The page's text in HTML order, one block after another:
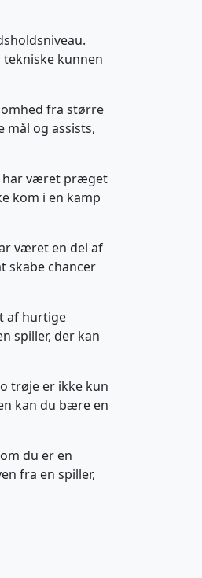
tekniske kunnen
fra større
mål og assists,
har været præget
kom i en kamp
været en del af
skabe chancer
af hurtige
spiller, der kan
trøje er ikke kun
kan du bære en
du er en
fra en spiller,